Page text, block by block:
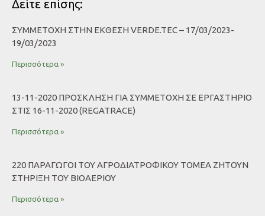
Δείτε επίσης:
ΣΥΜΜΕΤΟΧΉ ΣΤΗΝ ΈΚΘΕΣΗ VERDE.TEC – 17/03/2023-
19/03/2023
Περισσότερα »
13-11-2020 ΠΡΟΣΚΛΗΣΗ ΓΙΑ ΣΥΜΜΕΤΟΧΗ ΣΕ ΕΡΓΑΣΤΗΡΙΟ
ΣΤΙΣ 16-11-2020 (REGATRACE)
Περισσότερα »
220 ΠΑΡΑΓΩΓΟΊ ΤΟΥ ΑΓΡΟΔΙΑΤΡΟΦΙΚΟΎ ΤΟΜΈΑ ΖΗΤΟΎΝ
ΣΤΉΡΙΞΗ ΤΟΥ ΒΙΟΑΕΡΊΟΥ
Περισσότερα »